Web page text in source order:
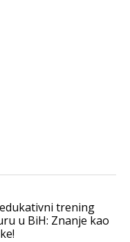
trening
u BiH: Znanje kao